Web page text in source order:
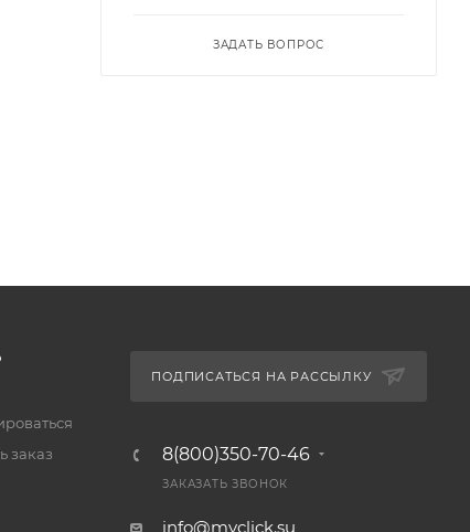
ЗАДАТЬ ВОПРОС
заказ
ПОДПИСАТЬСЯ НА РАССЫЛКУ
8(800)350-70-46
ЗАКАЗАТЬ ЗВОНОК
info@myclick.su